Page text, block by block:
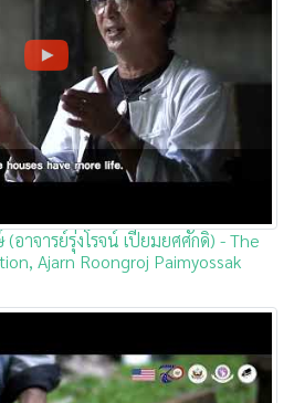
อาจารย์รุ่งโรจน์ เปี่ยมยศศักดิ์) - The
Ajarn Roongroj Paimyossak